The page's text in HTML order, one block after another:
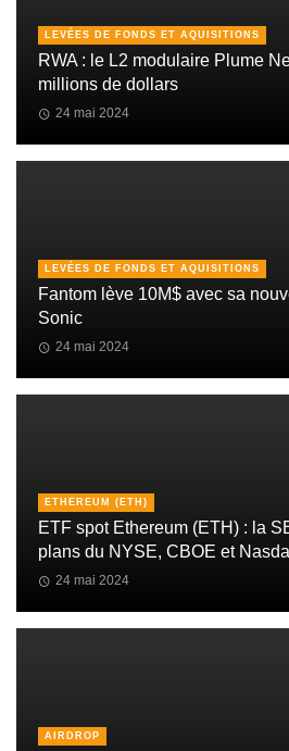
LEVÉES DE FONDS ET AQUISITIONS
RWA : le L2 modulaire Plume
millions de dollars
24 mai 2024
LEVÉES DE FONDS ET AQUISITIONS
Fantom lève 10M$ avec sa
Sonic
24 mai 2024
ETHEREUM (ETH)
ETF spot Ethereum (ETH) : la
plans du NYSE, CBOE et
24 mai 2024
AIRDROP